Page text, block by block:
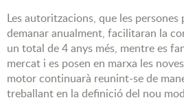
Les autoritzacions, que les
demanar anualment, facilitaran la
un total de 4 anys més, mentre es
mercat i es posen en marxa les
motor continuarà reunint-se de
treballant en la definició del nou